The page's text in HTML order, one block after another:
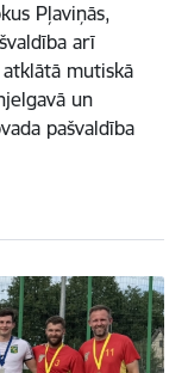
Pļaviņās,
arī
mutiskā
un
pašvaldība